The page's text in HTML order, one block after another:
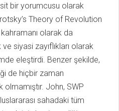
bir yorumcusu olarak
Theory of Revolution
olarak da
siyasi zayıflıkları olarak
eleştirdi. Benzer şekilde,
de hiçbir zaman
John, SWP
sahadaki tüm